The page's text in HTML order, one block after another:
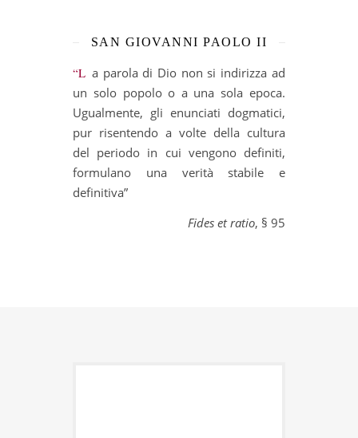
SAN GIOVANNI PAOLO II
“La parola di Dio non si indirizza ad
un solo popolo o a una sola epoca.
Ugualmente, gli enunciati dogmatici,
pur risentendo a volte della cultura
del periodo in cui vengono definiti,
formulano una verità stabile e
definitiva”
Fides et ratio, § 95